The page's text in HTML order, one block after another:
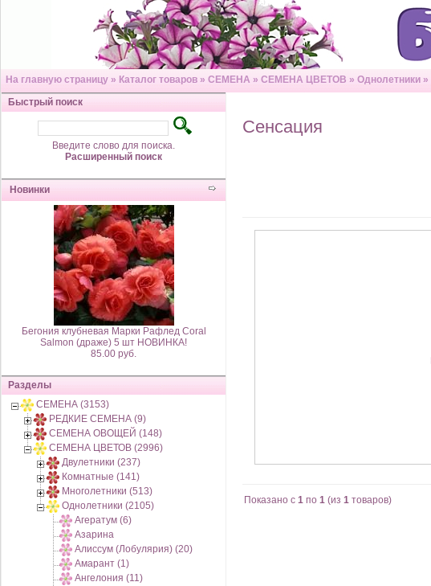
На главную страницу » Каталог товаров » СЕМЕНА » СЕМЕНА ЦВЕТОВ » Однолетники »
Быстрый поиск
Введите слово для поиска.
Расширенный поиск
Новинки
Бегония клубневая Марки Рафлед Coral
Salmon (драже) 5 шт НОВИНКА!
85.00 руб.
Разделы
СЕМЕНА (3153)
РЕДКИЕ СЕМЕНА (9)
СЕМЕНА ОВОЩЕЙ (148)
СЕМЕНА ЦВЕТОВ (2996)
Двулетники (237)
Комнатные (141)
Многолетники (513)
Однолетники (2105)
Агератум (6)
Азарина
Алиссум (Лобулярия) (20)
Амарант (1)
Ангелония (11)
Сенсация
Показано с 1 по 1 (из 1 товаров)